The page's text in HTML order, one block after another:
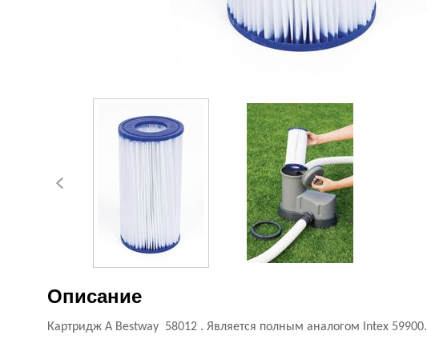
Описание
Картридж А Bestway 58012 . Является полным аналогом Intex 59900.